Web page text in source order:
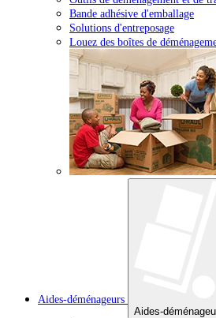
Bande adhésive d'emballage
Solutions d'entreposage
Louez des boîtes de
Aides-déménageurs
Aides-